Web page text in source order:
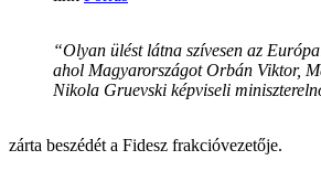
“Olyan ülést látna szívesen az
ahol Magyarországot Orbán Viktor,
Nikola Gruevski képviseli
zárta beszédét a Fidesz frakcióvezetője.